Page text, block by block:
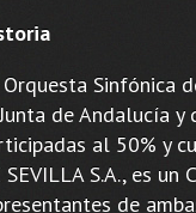
Orquesta Sinfónica
de Andalucía
al 50% y
SEVILLA S.A., es
de